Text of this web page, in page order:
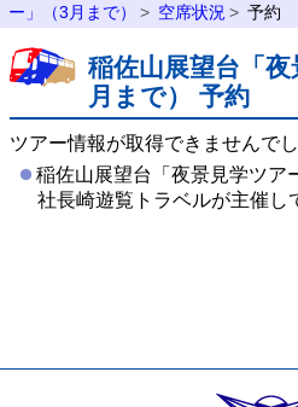
ー」（3月まで）
空席状況 予約
稲佐山展望台「
月まで） 予約
ツアー情報が取得できませんでし
稲佐山展望台「夜景見学ツア
社長崎遊覧トラベルが主催し